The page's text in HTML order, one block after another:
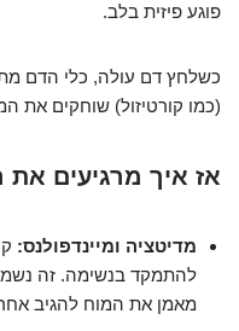
פוגע פיזית בלב.
כשלחץ דם עולה, כלי הדם
(כמו קורטיזול) שוחקים את
אז איך מרגיעים
מדיטציה ומיינדפולנס:
להתמקד בנשימה. זה
מאמן את המוח להגיב